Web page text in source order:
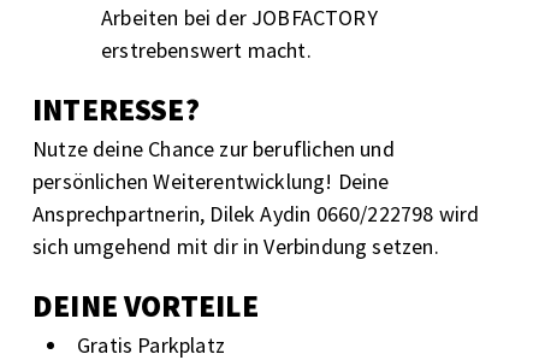
Arbeiten bei der JOBFACTORY
erstrebenswert macht.
INTERESSE?
Nutze deine Chance zur beruflichen und
persönlichen Weiterentwicklung! Deine
Ansprechpartnerin, Dilek Aydin 0660/222798 wird
sich umgehend mit dir in Verbindung setzen.
DEINE VORTEILE
Gratis Parkplatz